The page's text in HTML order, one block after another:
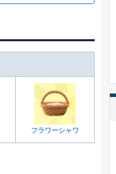
フラワーシャワ